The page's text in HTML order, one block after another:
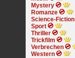
Mystery
Romanze
Science-Fiction
Sport
Thriller
Trickfilm
Verbrechen
Western